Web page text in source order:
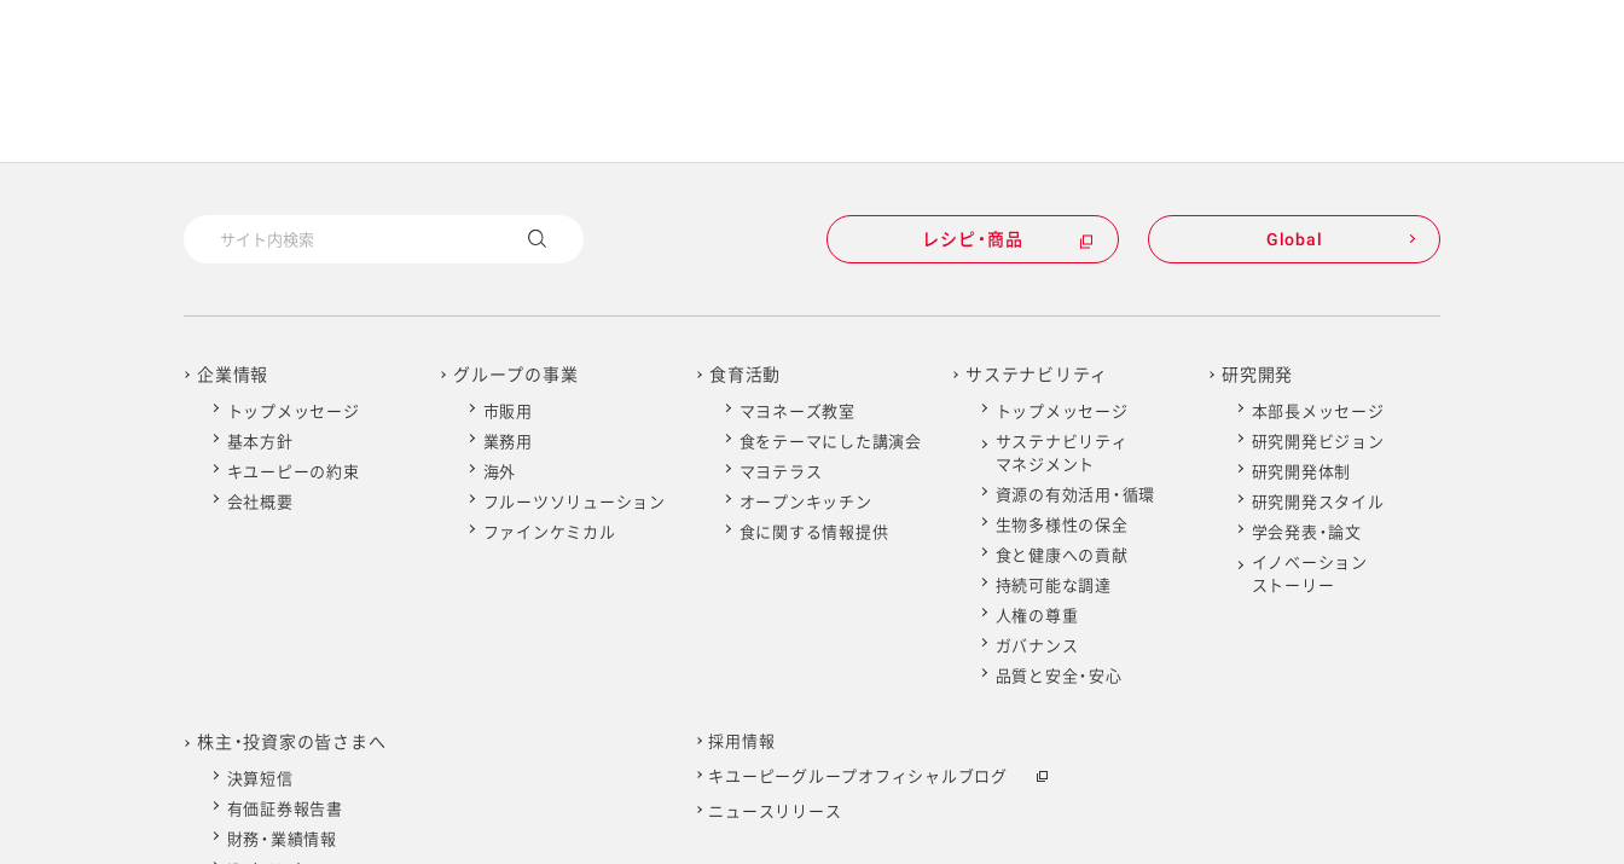
レシピ・商品 Global
企業情報
トップメッセージ
基本方針
キユーピーの約束
会社概要
グループの事業
市販用
業務用
海外
フルーツソリューション
ファインケミカル
食育活動
マヨネーズ教室
食をテーマにした講演会
マヨテラス
オープンキッチン
食に関する情報提供
サステナビリティ
トップメッセージ
サステナビリティ
マネジメント
資源の有効活用・循環
生物多様性の保全
食と健康への貢献
持続可能な調達
人権の尊重
ガバナンス
品質と安全・安心
研究開発
本部長メッセージ
研究開発ビジョン
研究開発体制
研究開発スタイル
学会発表・論文
イノベーション
ストーリー
株主・投資家の皆さまへ
決算短信
有価証券報告書
財務・業績情報
採用情報
キユーピーグループオフィシャルブログ
ニュースリリース